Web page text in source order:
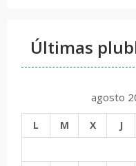
Últimas
agosto
L M X J